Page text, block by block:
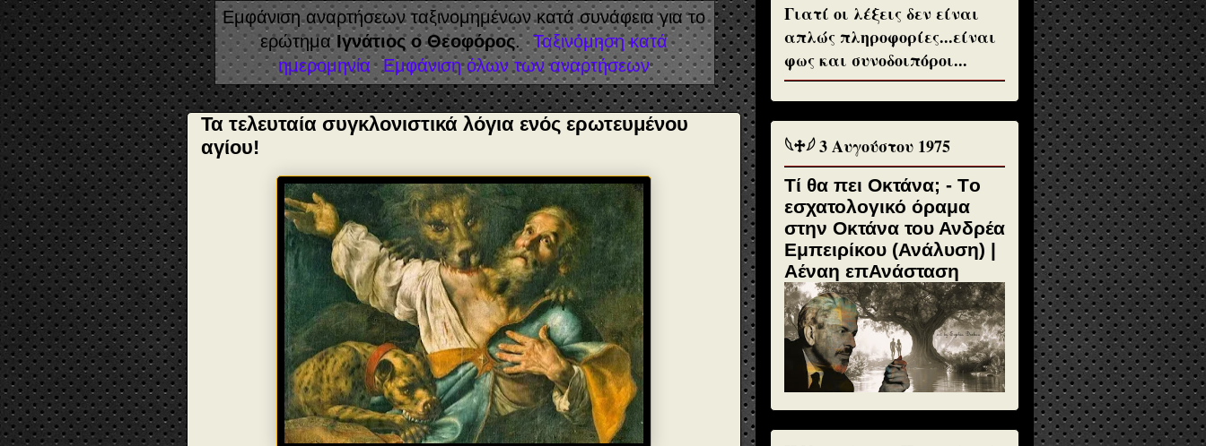
Εμφάνιση αναρτήσεων ταξινομημένων κατά συνάφεια για το
ερώτημαΙγνάτιος ο Θεοφόρος. Ταξινόμηση κατά
ημερομηνία
Εμφάνιση όλων των αναρτήσεων
Τα τελευταία συγκλονιστικά λόγια ενός ερωτευμένου
αγίου!
Γιατί οι λέξεις δεν είναι
απλώς πληροφορίες...είναι
φως και συνοδοιπόροι...
𓆩♱𓆪 3 Αυγούστου 1975
Τί θα πει Οκτάνα; - Tο
εσχατολογικό όραμα
στην Οκτάνα του Ανδρέα
Εμπειρίκου (Ανάλυση) |
Αέναη επΑνάσταση